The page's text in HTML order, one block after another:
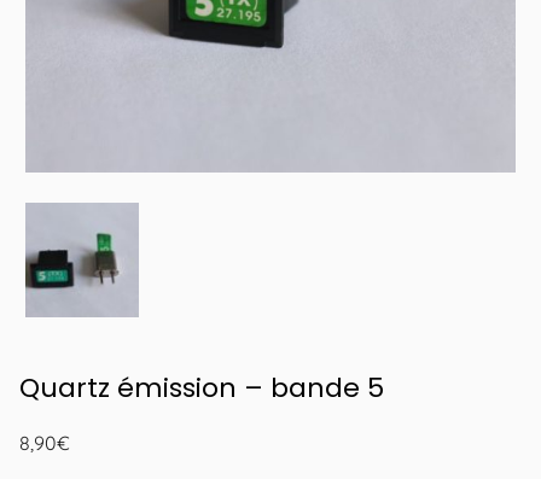
Quartz émission – bande 5
8,90€